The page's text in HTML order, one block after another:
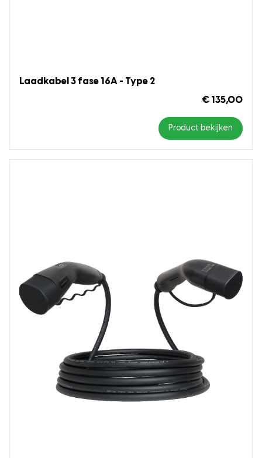
Laadkabel 3 fase 16A - Type 2
€ 135,00
Product bekijken